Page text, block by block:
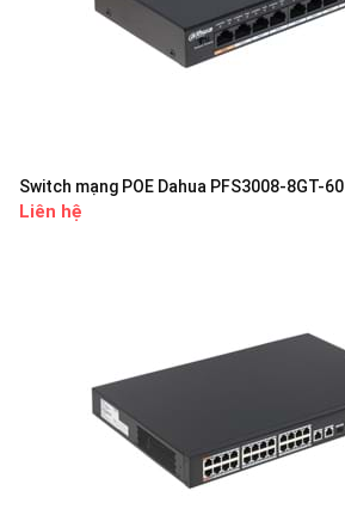
Switch mạng POE Dahua PFS3008-8GT-60
Liên hệ